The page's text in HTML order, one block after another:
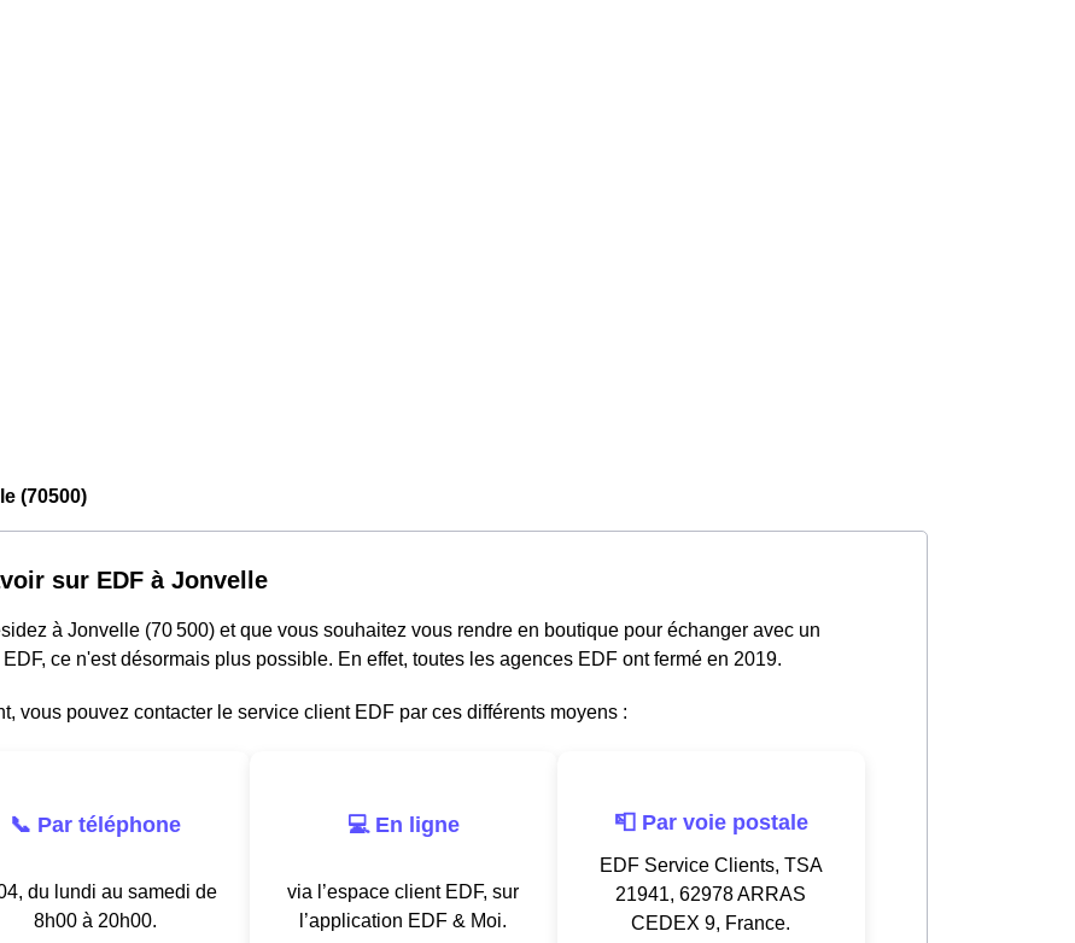
(70500)
sur EDF à Jonvelle
à Jonvelle (70 500) et que vous souhaitez vous rendre en boutique pour échanger avec un
ce n'est désormais plus possible. En effet, toutes les agences EDF ont fermé en 2019.
vous pouvez contacter le service client EDF par ces différents moyens :
📞 Par téléphone
du lundi au samedi de
8h00 à 20h00.
💻 En ligne
via l’espace client EDF, sur
l’application EDF & Moi.
📮 Par voie postale
EDF Service Clients, TSA
21941, 62978 ARRAS
CEDEX 9, France.